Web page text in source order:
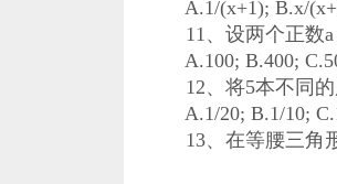
A.1/(x+1); B.x/
11、设两个正数a
A.100; B.400;
12、将5本不同的
A.1/20; B.1/10;
13、在等腰三角形